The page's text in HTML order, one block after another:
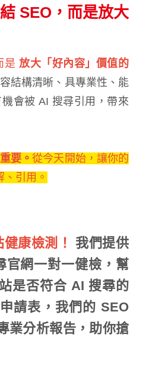
SEO，而是放大
是放大「好內容」價值的
結構清晰、具專業性、能
會被 AI 搜尋引用，帶來
要。從今天開始，讓你的
引用。
康檢測！
我們提供
官網一對一健檢，幫
是否符合 AI 搜尋的
請表，我們的 SEO
業分析報告，助你搶